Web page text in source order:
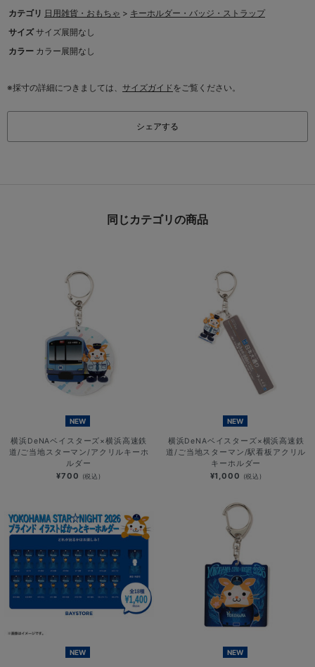
カテゴリ 日用雑貨・おもちゃ > キーホルダー・バッジ・ストラップ
サイズ サイズ展開なし
カラー カラー展開なし
※採寸の詳細につきましては、 サイズガイドをご覧ください。
シェアする
同じカテゴリの商品
NEW
横浜DeNAベイスターズ×横浜高速鉄
道/ご当地スターマン/アクリルキーホ
ルダー
¥700 (税込)
NEW
横浜DeNAベイスターズ×横浜高速鉄
道/ご当地スターマン/駅看板アクリル
キーホルダー
¥1,000 (税込)
NEW NEW